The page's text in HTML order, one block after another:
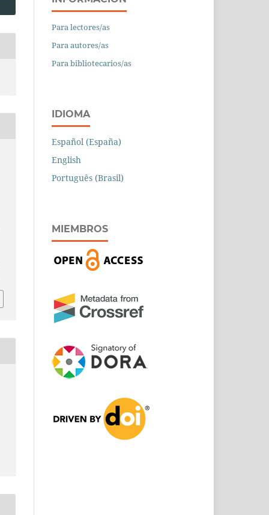
Para lectores/as
Para autores/as
Para bibliotecarios/as
IDIOMA
Español (España)
English
Português (Brasil)
MIEMBROS